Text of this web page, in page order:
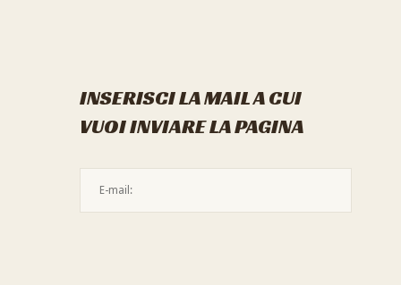
INSERISCI LA MAIL A CUI
VUOI INVIARE LA PAGINA